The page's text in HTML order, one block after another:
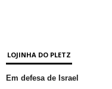
LOJINHA DO PLETZ
Em defesa de Israel